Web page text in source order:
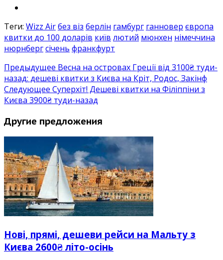
Теги: Wizz Airбез віз берлін гамбург ганновер європа
квитки до 100 доларів київ лютий мюнхен німеччина
нюрнбергсічень франкфурт
Предыдущее Весна на островах Греції від 3100₴ туди-
назад: дешеві квитки з Києва на Кріт, Родос, Закінф
Следующее Суперхіт! Дешеві квитки на Філіппіни з
Києва 3900₴ туди-назад
Другие предложения
Нові, прямі, дешеви рейси на Мальту з
Києва 2600₴ літо-осінь